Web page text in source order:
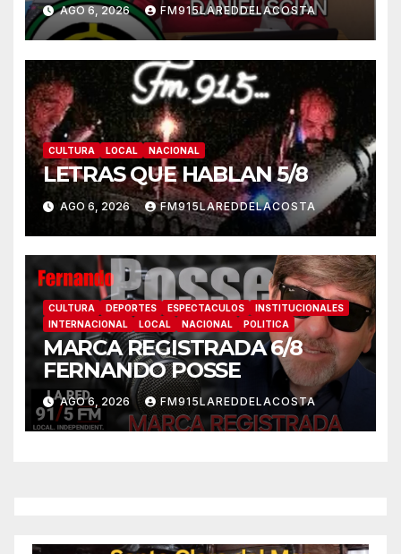
AGO 6, 2026 FM915LAREDDELACOSTA
CULTURA LOCAL NACIONAL
LETRAS QUE HABLAN 5/8
AGO 6, 2026 FM915LAREDDELACOSTA
CULTURA DEPORTES ESPECTACULOS
INSTITUCIONALES
INTERNACIONAL
LOCAL NACIONAL POLITICA
MARCA REGISTRADA 6/8
FERNANDO POSSE
AGO 6, 2026 FM915LAREDDELACOSTA